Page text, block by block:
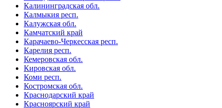
Калининградская обл.
Калмыкия респ.
Калужская обл.
Камчатский край
Карачаево-Черкесская респ.
Карелия респ.
Кемеровская обл.
Кировская обл.
Коми респ.
Костромская обл.
Краснодарский край
Красноярский край